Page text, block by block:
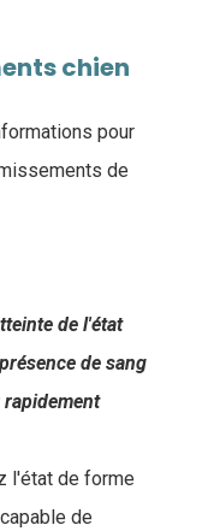
chien
pour
de
de l'état
de sang
l'état de forme
de